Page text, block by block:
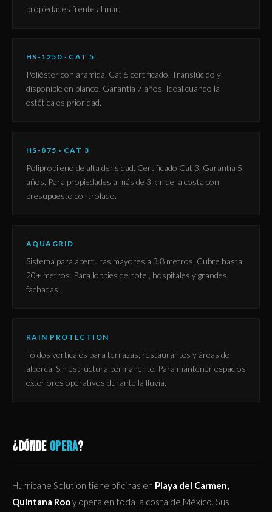
propiedades frente al mar.
HS-1250 · CAT 5
Poliéster con aramida. Cat 5 certificado. Translúcido y
disponible en blanco. Garantía 7 años. Ideal cuando la
estética es prioridad.
HS-875 · CAT 3
Polipropileno de alta densidad. Certificado Cat 3. Garantía 5
años. Para propiedades a más de 3 km de la costa con
presupuesto controlado.
AQUAGRID
Sistema para aperturas mayores a 3.8 metros. Cubre hasta
20+ metros. Para lobbies de hotel, hospitales y grandes
fachadas.
RAIN PROTECTION
Toldos verticales para terrazas, restaurantes y áreas de
alberca. Sin estructura permanente. Para mantener espacios
exteriores operativos durante la lluvia.
¿DÓNDE OPERA?
Hurricane Solution tiene oficinas en Playa del Carmen,
Quintana Rooy opera en toda la costa de México. Sus